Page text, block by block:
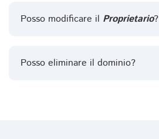
Posso modificare il Proprietario?
Posso eliminare il dominio?